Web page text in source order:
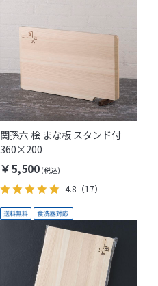
関孫六 桧 まな板 スタンド付
360×200
￥5,500
4.8 （17）